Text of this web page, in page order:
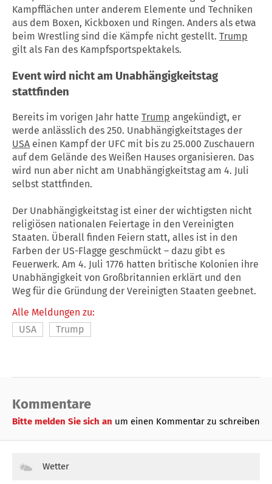
Kampfflächen unter anderem Elemente und Techniken
aus dem Boxen, Kickboxen und Ringen. Anders als etwa
beim Wrestling sind die Kämpfe nicht gestellt. Trump
gilt als Fan des Kampfsportspektakels.
Event wird nicht am Unabhängigkeitstag
stattfinden
Bereits im vorigen Jahr hatte Trump angekündigt, er
werde anlässlich des 250. Unabhängigkeitstages der
USA einen Kampf der UFC mit bis zu 25.000 Zuschauern
auf dem Gelände des Weißen Hauses organisieren. Das
wird nun aber nicht am Unabhängigkeitstag am 4. Juli
selbst stattfinden.
Der Unabhängigkeitstag ist einer der wichtigsten nicht
religiösen nationalen Feiertage in den Vereinigten
Staaten. Überall finden Feiern statt, alles ist in den
Farben der US-Flagge geschmückt – dazu gibt es
Feuerwerk. Am 4. Juli 1776 hatten britische Kolonien ihre
Unabhängigkeit von Großbritannien erklärt und den
Weg für die Gründung der Vereinigten Staaten geebnet.
Alle Meldungen zu:
USA
Trump
Kommentare
Bitte melden Sie sich an um einen Kommentar zu schreiben
Wetter